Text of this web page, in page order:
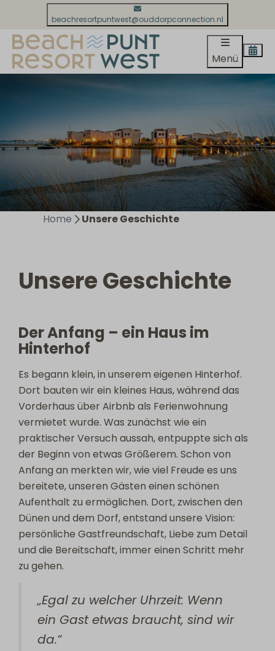
beachresortpuntwest@ouddorpconnection.nl
Menü
Home Unsere Geschichte
Unsere Geschichte
Der Anfang – ein Haus im
Hinterhof
Es begann klein, in unserem eigenen Hinterhof.
Dort bauten wir ein kleines Haus, während das
Vorderhaus über Airbnb als Ferienwohnung
vermietet wurde. Was zunächst wie ein
praktischer Versuch aussah, entpuppte sich als
der Beginn von etwas Größerem. Schon von
Anfang an merkten wir, wie viel Freude es uns
bereitete, unseren Gästen einen schönen
Aufenthalt zu ermöglichen. Dort, zwischen den
Dünen und dem Dorf, entstand unsere Vision:
persönliche Gastfreundschaft, Liebe zum Detail
und die Bereitschaft, immer einen Schritt mehr
zu gehen.
„Egal zu welcher Uhrzeit: Wenn
ein Gast etwas braucht, sind wir
da.“